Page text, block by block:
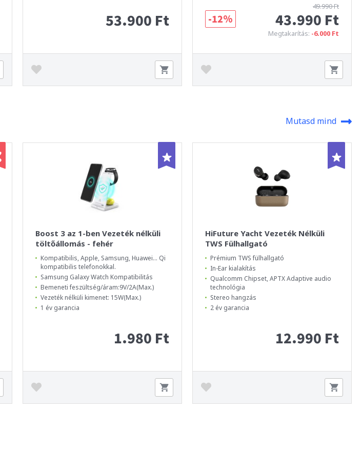
53.900 Ft
49.990 Ft
43.990 Ft
Megtakarítás: -6.000 Ft
-12%
Mutasd mind
Boost 3 az 1-ben Vezeték nélküli
töltőállomás - fehér
Kompatibilis, Apple, Samsung, Huawei... Qi
kompatibilis telefonokkal.
Samsung Galaxy Watch Kompatibilitás
Bemeneti feszültség/áram:9V/2A(Max.)
Vezeték nélküli kimenet: 15W(Max.)
1 év garancia
1.980 Ft
HiFuture Yacht Vezeték Nélküli
TWS Fülhallgató
Prémium TWS fülhallgató
In-Ear kialakítás
Qualcomm Chipset, APTX Adaptive audio
technológia
Stereo hangzás
2 év garancia
12.990 Ft